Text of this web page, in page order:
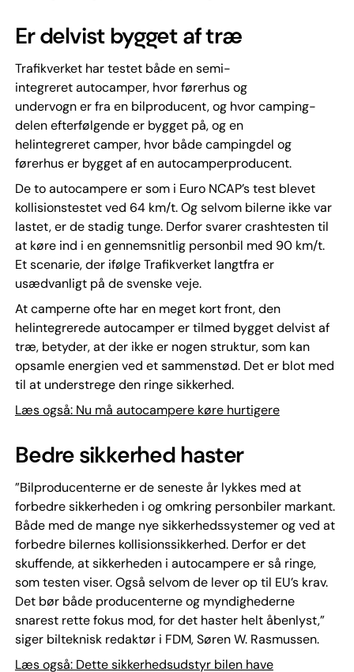
Er delvist bygget af træ
Trafikverket har testet både en semi-
integreret autocamper, hvor førerhus og
undervogn er fra en bilproducent, og hvor camping-
delen efterfølgende er bygget på, og en
helintegreret camper, hvor både campingdel og
førerhus er bygget af en autocamperproducent.
De to autocampere er som i Euro NCAP’s test blevet
kollisionstestet ved 64 km/t. Og selvom bilerne ikke var
lastet, er de stadig tunge. Derfor svarer crashtesten til
at køre ind i en gennemsnitlig personbil med 90 km/t.
Et scenarie, der ifølge Trafikverket langtfra er
usædvanligt på de svenske veje.
At camperne ofte har en meget kort front, den
helintegrerede autocamper er tilmed bygget delvist af
træ, betyder, at der ikke er nogen struktur, som kan
opsamle energien ved et sammenstød. Det er blot med
til at understrege den ringe sikkerhed.
Læs også: Nu må autocampere køre hurtigere
Bedre sikkerhed haster
”Bilproducenterne er de seneste år lykkes med at
forbedre sikkerheden i og omkring personbiler markant.
Både med de mange nye sikkerhedssystemer og ved at
forbedre bilernes kollisionssikkerhed. Derfor er det
skuffende, at sikkerheden i autocampere er så ringe,
som testen viser. Også selvom de lever op til EU’s krav.
Det bør både producenterne og myndighederne
snarest rette fokus mod, for det haster helt åbenlyst,”
siger bilteknisk redaktør i FDM, Søren W. Rasmussen.
Læs også: Dette sikkerhedsudstyr bilen have